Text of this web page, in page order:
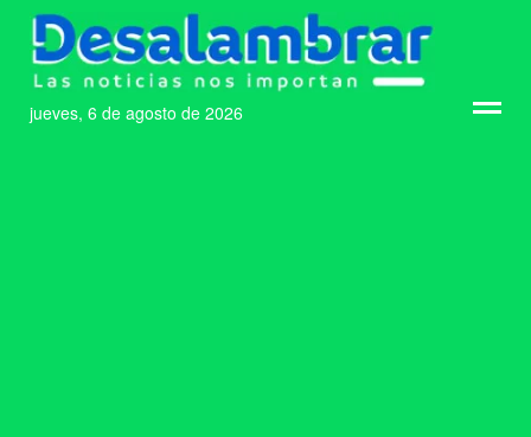
jueves, 6 de agosto de 2026